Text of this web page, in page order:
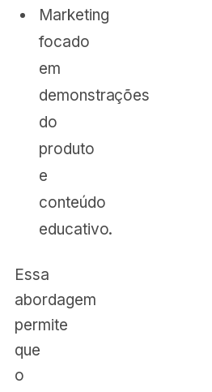
Marketing
focado
em
demonstrações
do
produto
e
conteúdo
educativo.
Essa
abordagem
permite
que
o